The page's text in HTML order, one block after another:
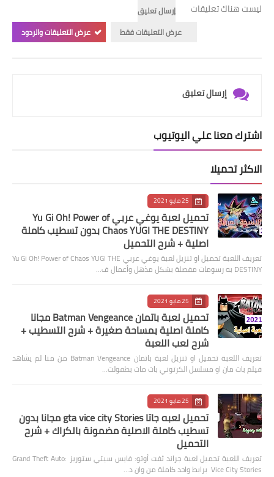
ليست هناك تعليقات
إرسال تعليق
عرض التعليقات فقط
عرض التعليقات والردود
إرسال تعليق
اشترك معنا علي اليوتيوب
الاكثر تحميلا
25 مايو 2021
تحميل لعبة يوغي عربي Yu Gi Oh! Power of
Chaos YUGI THE DESTINY بدون تسطيب كاملة
اصلية + شرح التحميل
تعريف اللعبة تحميل او تنزيل لعبة يوغي عربي Yu Gi Oh! Power of Chaos YUGI THE
DESTINY به رسومات مفصلة بشكل مذهل وأعمال ف…
25 مايو 2021
تحميل لعبة باتمان Batman Vengeance مجانا
كاملة اصلية بمساحة صغيرة + شرح التسطيب +
شرح لعب اللعبة
تعريف اللعبة تحميل او تنزيل لعبة باتمان Batman Vengeance من منا لم يشاهد
فيلم بات مان او مسلسل الكرتوني بات مات بطفولت…
25 مايو 2021
تحميل لعبه جاتا gta vice city Stories مجانا بدون
تسطيب كاملة الاصلية مضمونة بالكراك + شرح
التحميل
تعريف اللعبة تحميل لعبة جراند ثفت أوتو: فايس سيتي ستوريز Grand Theft Auto:
Vice City Stories برابط واحد كاملة من وان د…